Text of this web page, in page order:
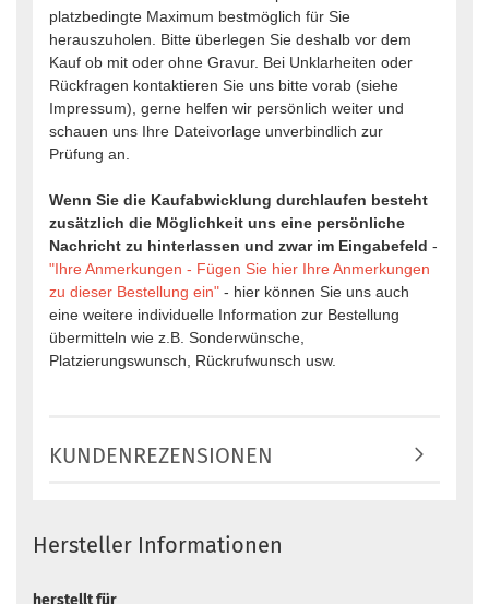
platzbedingte Maximum bestmöglich für Sie
herauszuholen. Bitte überlegen Sie deshalb vor dem
Kauf ob mit oder ohne Gravur. Bei Unklarheiten oder
Rückfragen kontaktieren Sie uns bitte vorab (siehe
Impressum), gerne helfen wir persönlich weiter und
schauen uns Ihre Dateivorlage unverbindlich zur
Prüfung an.
Wenn Sie die Kaufabwicklung durchlaufen besteht
zusätzlich die Möglichkeit uns eine persönliche
Nachricht zu hinterlassen und zwar im Eingabefeld -
"Ihre Anmerkungen - Fügen Sie hier Ihre Anmerkungen
zu dieser Bestellung ein" - hier können Sie uns auch
eine weitere individuelle Information zur Bestellung
übermitteln wie z.B. Sonderwünsche,
Platzierungswunsch, Rückrufwunsch usw.
KUNDENREZENSIONEN
Hersteller Informationen
herstellt für